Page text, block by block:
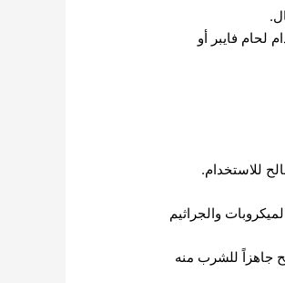
لحام فايبر أو
للاستخدام.
والجراثيم
جاهزاً للشرب منه